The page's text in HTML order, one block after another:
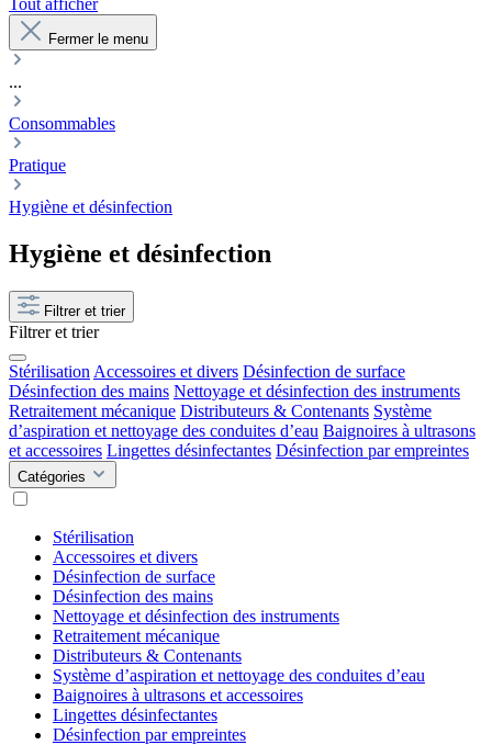
Tout afficher
Fermer le menu
...
Consommables
Pratique
Hygiène et désinfection
Hygiène et désinfection
Filtrer et trier
Filtrer et trier
Stérilisation Accessoires et divers Désinfection de surface
Désinfection des mains Nettoyage et désinfection des instruments
Retraitement mécanique Distributeurs & Contenants Système
d’aspiration et nettoyage des conduites d’eau Baignoires à ultrasons
et accessoires Lingettes désinfectantes Désinfection par empreintes
Catégories
Stérilisation
Accessoires et divers
Désinfection de surface
Désinfection des mains
Nettoyage et désinfection des instruments
Retraitement mécanique
Distributeurs & Contenants
Système d’aspiration et nettoyage des conduites d’eau
Baignoires à ultrasons et accessoires
Lingettes désinfectantes
Désinfection par empreintes